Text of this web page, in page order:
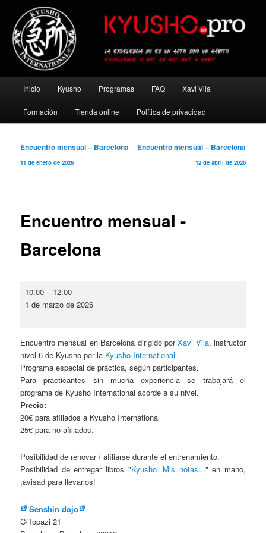
contenido
principalKyusho Pro
principal
Inicio Kyusho Programas FAQ Xavi Vila
Formación Tienda online Política de privacidad
Navegación
de
Encuentro mensual – Barcelona
11 de enero de 2026
Encuentro mensual – Barcelona
12 de abril de 2026
Encuentro mensual -
Barcelona
mensual
10:00 – 12:00
1 de marzo de 2026
Encuentro mensual en Barcelona dirigido porXavi Vila, instructor
nivel 6 de Kyusho por la Kyusho International.
Programa especial de práctica, según participantes.
Para practicantes sin mucha experiencia se trabajará el
programa de Kyusho International acorde a su nivel.
Precio:
20€ para afiliados a Kyusho International
25€ para no afiliados.
Posibilidad de renovar / afiliarse durante el entrenamiento.
Posibilidad de entregar libros "Kyusho. Mis notas..." en mano,
¡avisad para llevarlos!
Senshin dojo
C/Topazi 21